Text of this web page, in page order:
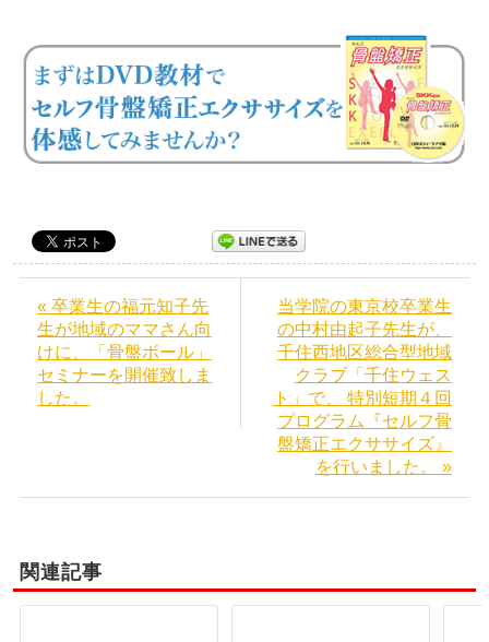
« 卒業生の福元知子先
生が地域のママさん向
けに、「骨盤ボール」
セミナーを開催致しま
した。
当学院の東京校卒業生
の中村由起子先生が、
千住西地区総合型地域
クラブ「千住ウェス
ト」で、 特別短期４回
プログラム『セルフ骨
盤矯正エクササイズ』
を行いました。 »
関連記事